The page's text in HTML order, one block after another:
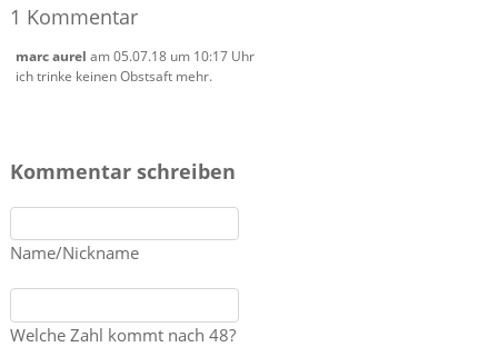
1 Kommentar
marc aurel am 05.07.18 um 10:17 Uhr
ich trinke keinen Obstsaft mehr.
Kommentar schreiben
Name/Nickname
Welche Zahl kommt nach 48?